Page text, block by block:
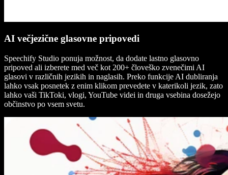
AI večjezične glasovne pripovedi
Speechify Studio ponuja možnost, da dodate lastno glasovno
pripoved ali izberete med več kot 200+ človeško zvenečimi AI
glasovi v različnih jezikih in naglasih. Preko funkcije AI dubliranja
lahko vsak posnetek z enim klikom prevedete v katerikoli jezik, zato
lahko vaši TikToki, vlogi, YouTube videi in druga vsebina dosežejo
občinstvo po vsem svetu.